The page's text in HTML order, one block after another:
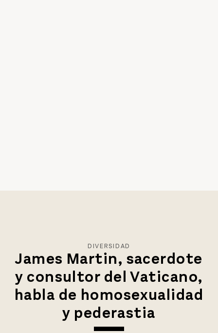
DIVERSIDAD
James Martin, sacerdote
y consultor del Vaticano,
habla de homosexualidad
y pederastia